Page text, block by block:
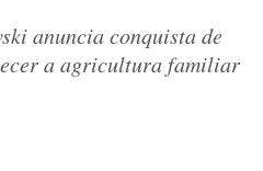
anuncia conquista de
a agricultura familiar